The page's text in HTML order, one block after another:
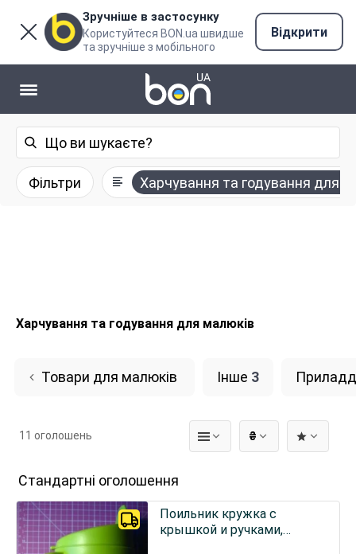
Зручніше в застосунку
Користуйтеся BON.ua швидше
та зручніше з мобільного
Відкрити
Фільтри Харчування та годування для
Харчування та годування для малюків
Товари для малюків Інше 3
₴
11 оголошень
Стандартні оголошення
Поильник кружка с
крышкой и ручками,